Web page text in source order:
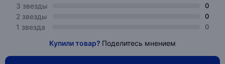
3 звезды 0
2 звезды 0
1 звезда 0
Купили товар? Поделитесь мнением